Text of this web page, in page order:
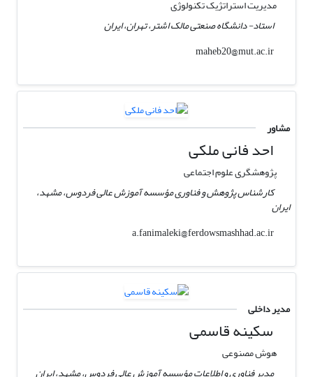
مدیریت استراتژیک تکنولوژی
استاد- دانشگاه صنعتی مالک اشتر، تهران، ایران
maheb20@mut.ac.ir
مشاور
احد فانی ملکی
پژوهشگری علوم اجتماعی
کارشناس پژوهش و فناوری مؤسسه آموزش عالی فردوس، مشهد،
ایران
a.fanimaleki@ferdowsmashhad.ac.ir
مدیر داخلی
سکینه قاسمی
هوش مصنوعی